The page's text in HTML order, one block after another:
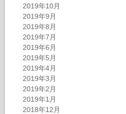
2019年10月
2019年9月
2019年8月
2019年7月
2019年6月
2019年5月
2019年4月
2019年3月
2019年2月
2019年1月
2018年12月